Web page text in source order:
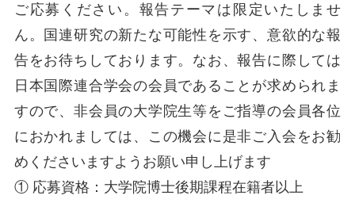
ご応募ください。報告テーマは限定いたしませ
ん。国連研究の新たな可能性を示す、意欲的な報
告をお待ちしております。なお、報告に際しては
日本国際連合学会の会員であることが求められま
すので、非会員の大学院生等をご指導の会員各位
におかれましては、この機会に是非ご入会をお勧
めくださいますようお願い申し上げます
① 応募資格：大学院博士後期課程在籍者以上